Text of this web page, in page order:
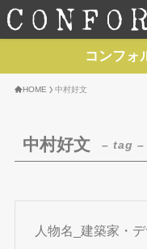
コンフォ
HOME 中村好文
中村好文 – tag –
人物名_建築家・